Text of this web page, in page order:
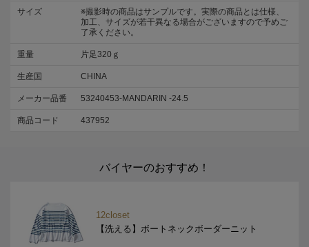
サイズ
※撮影時の商品はサンプルです。実際の商品とは仕様、
加工、サイズが若干異なる場合がございますので予めご
了承ください。
重量 片足320ｇ
生産国 CHINA
メーカー品番 53240453-MANDARIN -24.5
商品コード 437952
バイヤーのおすすめ！
12closet
【洗える】ボートネックボーダーニット